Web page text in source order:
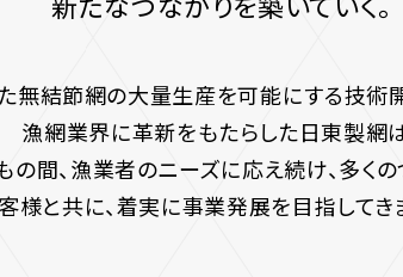
新たなつながりを築いていく。
無結節網の大量生産を可能にする技術
漁網業界に革新をもたらした日東製網は
の間、漁業者のニーズに応え続け、多く
様と共に、着実に事業発展を目指してき